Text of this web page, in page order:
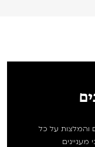
והמלצות על כל